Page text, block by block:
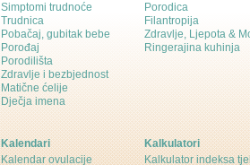
Simptomi trudnoće
Trudnica
Pobačaj, gubitak bebe
Porođaj
Porodilišta
Zdravlje i bezbjednost
Matične ćelije
Dječja imena
Porodica
Filantropija
Zdravlje, Ljepota &
Ringerajina kuhinja
Kalendari
Kalendar ovulacije
Kalkulatori
Kalkulator indeksa